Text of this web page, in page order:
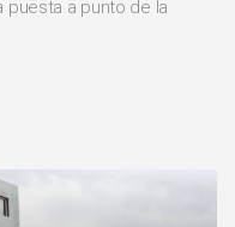
puesta a punto de la